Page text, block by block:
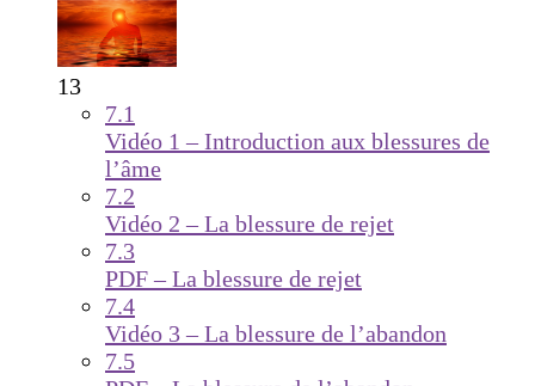
13
7.1
Vidéo 1 – Introduction aux blessures de
l’âme
7.2
Vidéo 2 – La blessure de rejet
7.3
PDF – La blessure de rejet
7.4
Vidéo 3 – La blessure de l’abandon
7.5